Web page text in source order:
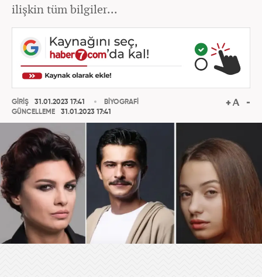
ilişkin tüm bilgiler...
GİRİŞ
31.01.2023 17:41
GÜNCELLEME
31.01.2023 17:41
BİYOGRAFİ